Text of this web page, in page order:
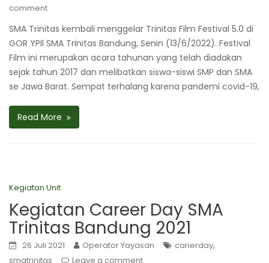
comment
SMA Trinitas kembali menggelar Trinitas Film Festival 5.0 di
GOR YPIl SMA Trinitas Bandung, Senin (13/6/2022). Festival
Film ini merupakan acara tahunan yang telah diadakan
sejak tahun 2017 dan melibatkan siswa-siswi SMP dan SMA
se Jawa Barat. Sempat terhalang karena pandemi covid-19,
Read More
Kegiatan Unit
Kegiatan Career Day SMA
Trinitas Bandung 2021
26 Juli 2021 Operator Yayasan carierday,
smatrinitas Leave a comment